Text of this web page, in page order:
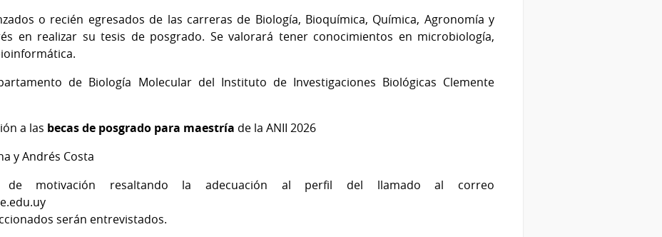
o recién egresados de las carreras de Biología, Bioquímica, Química, Agronomía y
en realizar su tesis de posgrado. Se valorará tener conocimientos en microbiología,
de Biología Molecular del Instituto de Investigaciones Biológicas Clemente
a las becas de posgrado para maestría de la ANII 2026
y Andrés Costa
motivación resaltando la adecuación al perfil del llamado al correo
serán entrevistados.